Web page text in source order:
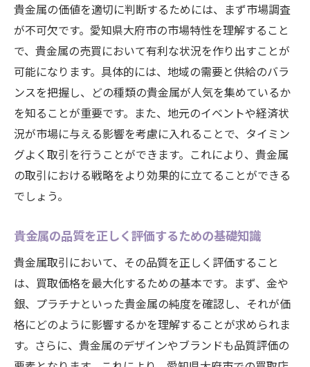
き上げる方法
愛知県大府市の過去の貴金属市場動向分析
季節やイベントに応じた市場の変動を読む
地域の経済状況が貴金属に与える影響を知
る
ローカルニュースを活用した市場予測の方
法
大府市特有の需要と供給のバランスを理解
信頼できる買取店を見つけるためのポイントと
探し方
オンラインとオフラインの買取店の比較
口コミとレビューを利用した信頼性の確認
地元で評判の高い買取業者をリストアップ
初めての買取店選びで注意すべき点
貴金属の価値を適切に判断するためには、まず市場調査
が不可欠です。愛知県大府市の市場特性を理解すること
で、貴金属の売買において有利な状況を作り出すことが
可能になります。具体的には、地域の需要と供給のバラ
ンスを把握し、どの種類の貴金属が人気を集めているか
を知ることが重要です。また、地元のイベントや経済状
況が市場に与える影響を考慮に入れることで、タイミン
グよく取引を行うことができます。これにより、貴金属
の取引における戦略をより効果的に立てることができる
でしょう。
貴金属の品質を正しく評価するための基礎知識
貴金属取引において、その品質を正しく評価すること
は、買取価格を最大化するための基本です。まず、金や
銀、プラチナといった貴金属の純度を確認し、それが価
格にどのように影響するかを理解することが求められま
す。さらに、貴金属のデザインやブランドも品質評価の